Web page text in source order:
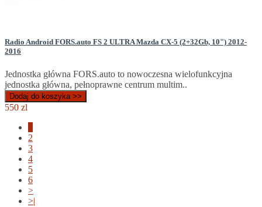
Radio Android FORS.auto FS 2 ULTRA Mazda CX-5 (2+32Gb, 10") 2012-
2016
Jednostka główna FORS.auto to nowoczesna wielofunkcyjna
jednostka główna, pełnoprawne centrum multim..
Dodaj do koszyka >>
550 zl
2
3
4
5
6
>
>|